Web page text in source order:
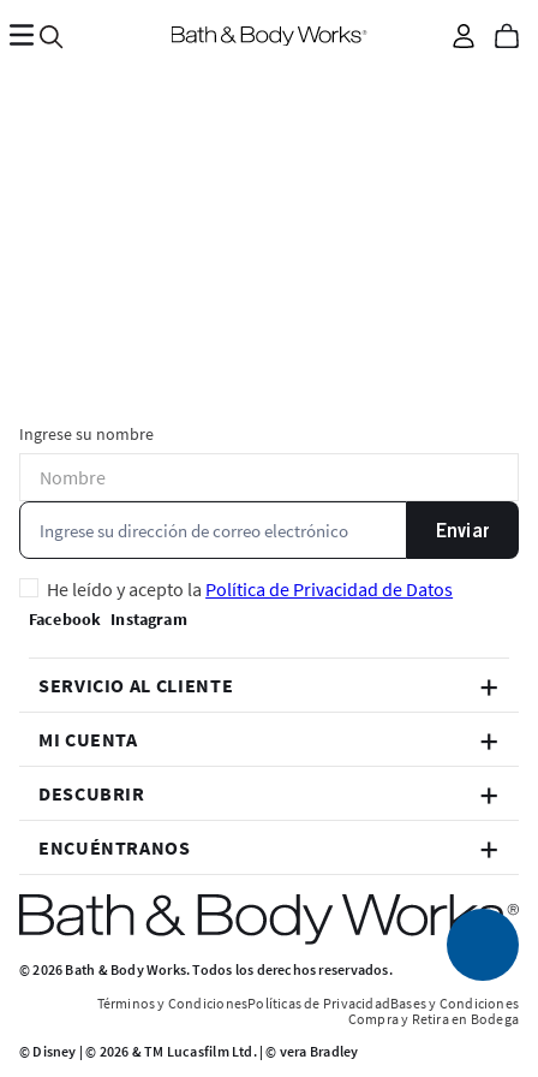
Ingrese su nombre
Enviar
He leído y acepto la Política de Privacidad de Datos
SERVICIO AL CLIENTE
MI CUENTA
DESCUBRIR
ENCUÉNTRANOS
© 2026 Bath & Body Works. Todos los derechos reservados.
Términos y CondicionesPolíticas de PrivacidadBases y Condiciones
Compra y Retira en Bodega
© Disney | © 2026 & TM Lucasfilm Ltd. | © vera Bradley